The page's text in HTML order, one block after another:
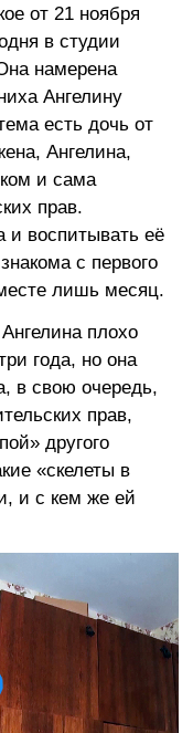
от 21 ноября
в студии
намерена
Ангелину
есть дочь от
Ангелина,
и сама
прав.
и воспитывать её
с первого
лишь месяц.
плохо
года, но она
в свою очередь,
прав,
другого
«скелеты в
и с кем же ей